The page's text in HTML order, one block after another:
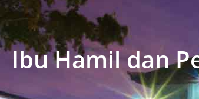
Ibu Hamil dan